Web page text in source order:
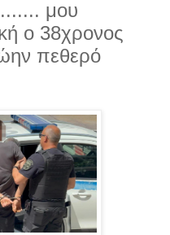
μου
ο 38χρονος
πεθερό